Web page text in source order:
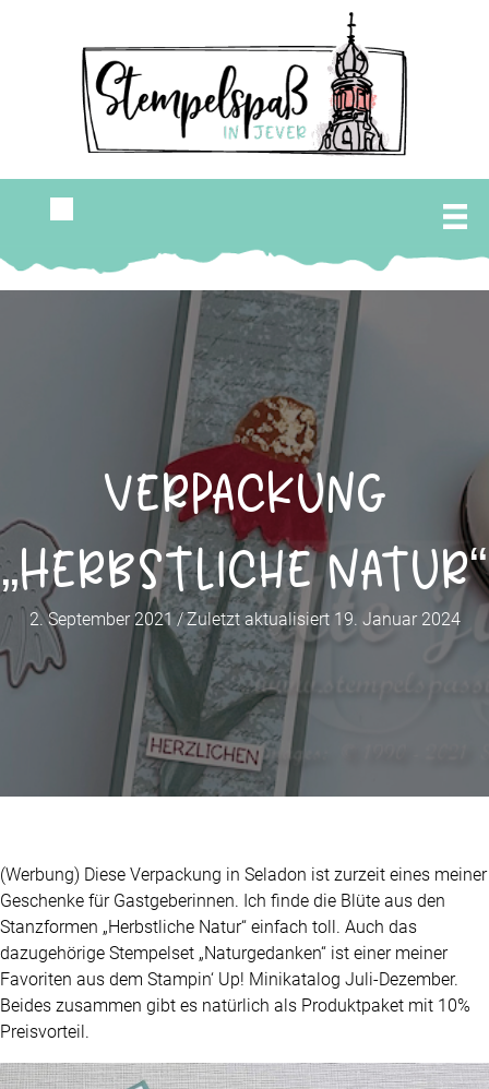
Verpackung
„Herbstliche Natur“
2. September 2021 /Zuletzt aktualisiert 19. Januar 2024
(Werbung) Diese Verpackung in Seladon ist zurzeit eines meiner
Geschenke für Gastgeberinnen. Ich finde die Blüte aus den
Stanzformen „Herbstliche Natur“ einfach toll. Auch das
dazugehörige Stempelset „Naturgedanken“ ist einer meiner
Favoriten aus dem Stampin‘ Up! Minikatalog Juli-Dezember.
Beides zusammen gibt es natürlich als Produktpaket mit 10%
Preisvorteil.